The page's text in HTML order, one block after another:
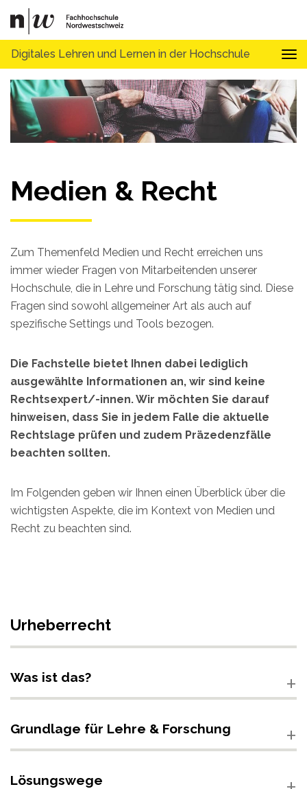
Digitales Lehren und Lernen in der Hochschule
Medien & Recht
Zum Themenfeld Medien und Recht erreichen uns
immer wieder Fragen von Mitarbeitenden unserer
Hochschule, die in Lehre und Forschung tätig sind. Diese
Fragen sind sowohl allgemeiner Art als auch auf
spezifische Settings und Tools bezogen.
Die Fachstelle bietet Ihnen dabei lediglich
ausgewählte Informationen an, wir sind keine
Rechtsexpert/-innen. Wir möchten Sie darauf
hinweisen, dass Sie in jedem Falle die aktuelle
Rechtslage prüfen und zudem Präzedenzfälle
beachten sollten.
Im Folgenden geben wir Ihnen einen Überblick über die
wichtigsten Aspekte, die im Kontext von Medien und
Recht zu beachten sind.
Urheberrecht
Was ist das?
Grundlage für Lehre & Forschung
Lösungswege